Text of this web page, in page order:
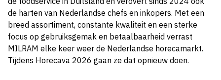
de harten van Nederlandse chefs en inkopers. Met een
breed assortiment, constante kwaliteit en een sterke
focus op gebruiksgemak en betaalbaarheid verrast
MILRAM elke keer weer de Nederlandse horecamarkt.
Tijdens Horecava 2026 gaan ze dat opnieuw doen.